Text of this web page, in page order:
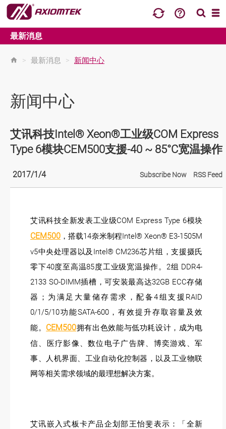
最新消息
> 最新消息 > 新闻中心
新闻中心
艾讯科技Intel® Xeon®工业级COM Express
Type 6模块CEM500支援-40 ~ 85°C宽温操作
2017/1/4 Subscribe Now RSS Feed
艾讯科技全新发表工业级COM Express Type 6模块
CEM500 ，搭载14奈米制程Intel® Xeon® E3-1505M
v5中央处理器以及Intel® CM236芯片组，支援摄氏
零下40度至高温85度工业级宽温操作。2组 DDR4-
2133 SO-DIMM插槽，可安装最高达32GB ECC存储
器；为满足大量储存需求，配备4组支援RAID
0/1/5/10功能SATA-600，有效提升存取容量及效
能。 CEM500拥有出色效能与低功耗设计，成为电
信、医疗影像、数位电子广告牌、博奕游戏、军
事、人机界面、工业自动化控制器，以及工业物联
网等相关需求领域的最理想解决方案。
艾讯嵌入式板卡产品企划部王怡斐表示：「全新